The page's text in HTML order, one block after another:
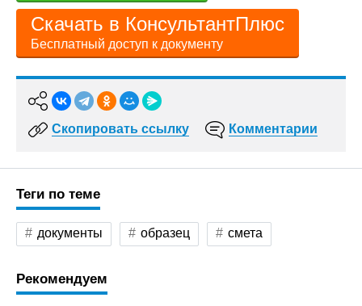
Скачать в КонсультантПлюс
Бесплатный доступ к документу
Скопировать ссылку Комментарии
Теги по теме
документы образец смета
Рекомендуем